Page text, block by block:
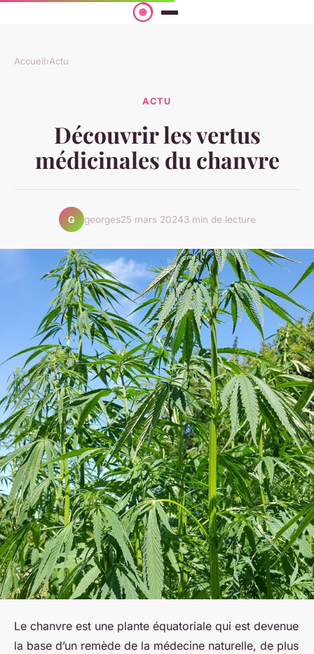
Accueil›Actu
ACTU
Découvrir les vertus
médicinales du chanvre
G georges25 mars 20243 min de lecture
Le chanvre est une plante équatoriale qui est devenue
la base d’un remède de la médecine naturelle, de plus